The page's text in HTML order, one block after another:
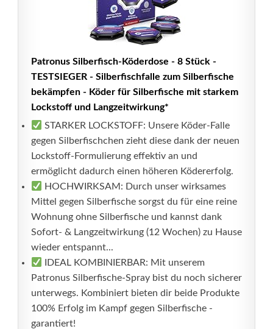
Patronus Silberfisch-Köderdose - 8 Stück -
TESTSIEGER - Silberfischfalle zum Silberfische
bekämpfen - Köder für Silberfische mit starkem
Lockstoff und Langzeitwirkung*
STARKER LOCKSTOFF: Unsere Köder-Falle
gegen Silberfischchen zieht diese dank der neuen
Lockstoff-Formulierung effektiv an und
ermöglicht dadurch einen höheren Ködererfolg.
HOCHWIRKSAM: Durch unser wirksames
Mittel gegen Silberfische sorgst du für eine reine
Wohnung ohne Silberfische und kannst dank
Sofort- & Langzeitwirkung (12 Wochen) zu Hause
wieder entspannt...
IDEAL KOMBINIERBAR: Mit unserem
Patronus Silberfische-Spray bist du noch sicherer
unterwegs. Kombiniert bieten dir beide Produkte
100% Erfolg im Kampf gegen Silberfische -
garantiert!